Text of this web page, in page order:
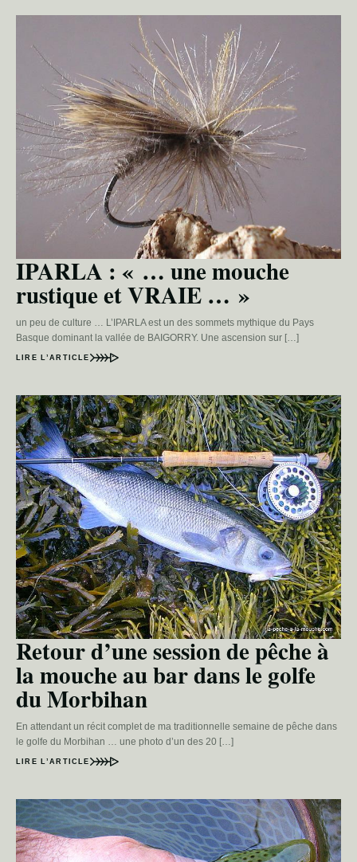
IPARLA : « … une mouche
rustique et VRAIE … »
un peu de culture … L’IPARLA est un des sommets mythique du Pays
Basque dominant la vallée de BAIGORRY. Une ascension sur […]
LIRE L’ARTICLE
Retour d’une session de pêche à
la mouche au bar dans le golfe
du Morbihan
En attendant un récit complet de ma traditionnelle semaine de pêche dans
le golfe du Morbihan … une photo d’un des 20 […]
LIRE L’ARTICLE